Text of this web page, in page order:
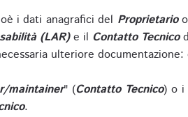
i dati anagrafici del Proprietario
(LAR)e il Contatto Tecnico
ulteriore
maintainer" (Contatto Tecnico) o i
.